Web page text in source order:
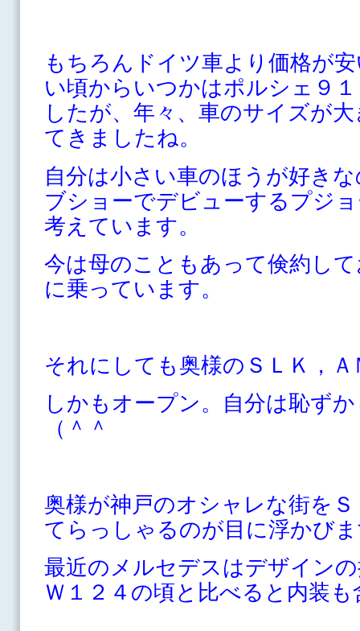
もちろんドイツ車より価格が
い頃からいつかはポルシェ９
したが、年々、車のサイズが
てきましたね。
自分は小さい車のほうが好き
ブショーでデビューするプジ
考えています。
今は母のこともあって倹約し
に乗っています。
それにしても奥様のＳＬＫ，
しかもオープン。自分は恥ず
（＾＾
奥様が神戸のオシャレな街を
てらっしゃるのが目に浮かび
最近のメルセデスはデザイン
Ｗ１２４の頃と比べると内装